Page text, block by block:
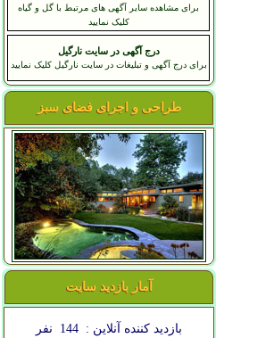
برای مشاهده سایر آگهی های مرتبط با گل و گیاه
کلیک نمایید
درج آگهی در سایت نارگیل
برای درج آگهی و تبلیغات در سایت نارگیل کلیک نمایید
طراحی و اجرای فضای سبز
آمار بازدید سایت
بازدید کننده آنلاین : 144 نفر